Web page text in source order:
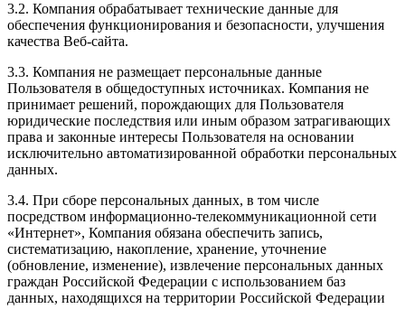
3.2. Компания обрабатывает технические данные для
обеспечения функционирования и безопасности, улучшения
качества Веб-сайта.
3.3. Компания не размещает персональные данные
Пользователя в общедоступных источниках. Компания не
принимает решений, порождающих для Пользователя
юридические последствия или иным образом затрагивающих
права и законные интересы Пользователя на основании
исключительно автоматизированной обработки персональных
данных.
3.4. При сборе персональных данных, в том числе
посредством информационно-телекоммуникационной сети
«Интернет», Компания обязана обеспечить запись,
систематизацию, накопление, хранение, уточнение
(обновление, изменение), извлечение персональных данных
граждан Российской Федерации с использованием баз
данных, находящихся на территории Российской Федерации